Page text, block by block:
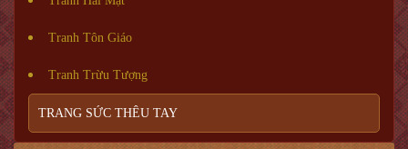
Tranh Tôn Giáo
Tranh Trừu Tượng
TRANG SỨC THÊU TAY